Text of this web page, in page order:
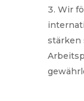
Wir
stärken